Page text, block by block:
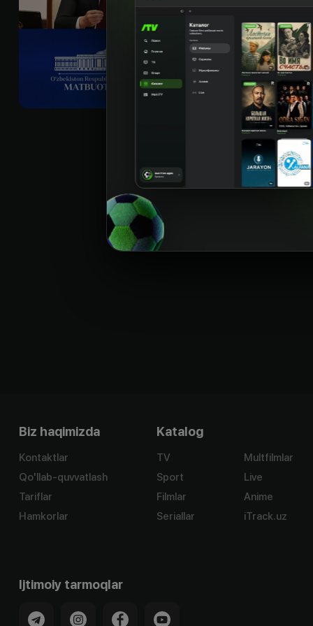
Biz haqimizda
Kontaktlar
Qo'llab-quvvatlash
Tariflar
Hamkorlar
Katalog
TV
Sport
Filmlar
Seriallar
Multfilmlar
Live
Anime
iTrack.uz
Ijtimoiy tarmoqlar